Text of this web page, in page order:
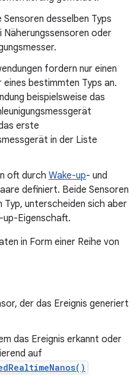
Sensoren desselben Typs
Näherungssensoren oder
fordern nur einen
eines bestimmten Typs an.
beispielsweise das
erste
in der Liste
oft durch Wake-up- und
definiert. Beide Sensoren
Typ, unterscheiden sich aber
up-Eigenschaft.
in Form einer Reihe von
der das Ereignis generiert
das Ereignis erkannt oder
auf